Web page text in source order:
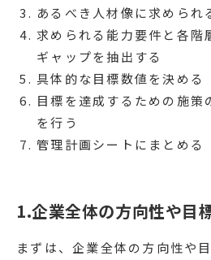
あるべき人材像に求められ
求められる能力要件と各階
ギャップを抽出する
具体的な目標数値を決める
目標を達成するための施策
を行う
管理計画シートにまとめる
1.企業全体の方向性や目
まずは、企業全体の方向性や